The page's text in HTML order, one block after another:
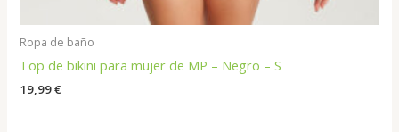
Ropa de baño
Top de bikini para mujer de MP – Negro – S
19,99€